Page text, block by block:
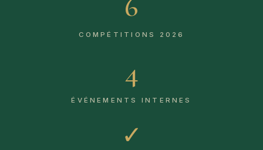
COMPÉTITIONS 2026
4
ÉVÉNEMENTS INTERNES
✓